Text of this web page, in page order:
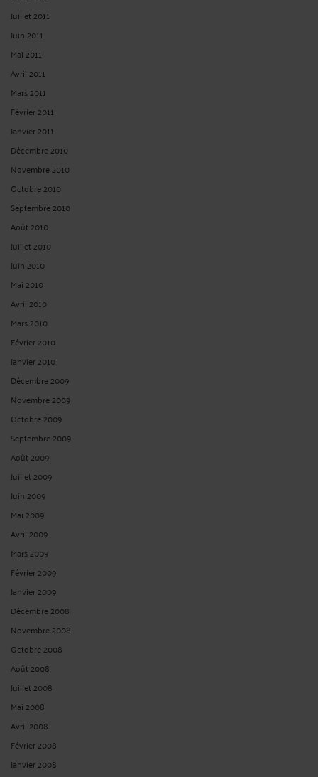
Juillet 2011
Juin 2011
Mai 2011
Avril 2011
Mars 2011
Février 2011
Janvier 2011
Décembre 2010
Novembre 2010
Octobre 2010
Septembre 2010
Août 2010
Juillet 2010
Juin 2010
Mai 2010
Avril 2010
Mars 2010
Février 2010
Janvier 2010
Décembre 2009
Novembre 2009
Octobre 2009
Septembre 2009
Août 2009
Juillet 2009
Juin 2009
Mai 2009
Avril 2009
Mars 2009
Février 2009
Janvier 2009
Décembre 2008
Novembre 2008
Octobre 2008
Août 2008
Juillet 2008
Mai 2008
Avril 2008
Février 2008
Janvier 2008